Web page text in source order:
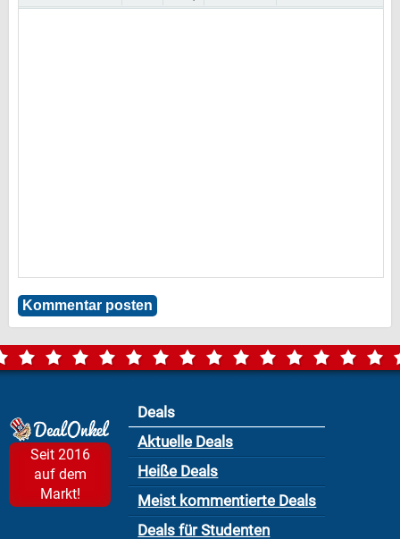
Seit 2016
auf dem
Markt!
Deals
Aktuelle Deals
Heiße Deals
Meist kommentierte Deals
Deals für Studenten